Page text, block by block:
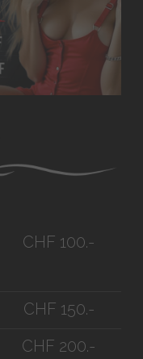
CHF 100.-
CHF 150.-
CHF 200.-